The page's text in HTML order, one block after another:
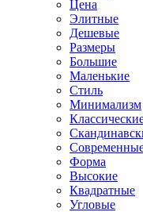
Цена
Элитные
Дешевые
Размеры
Большие
Маленькие
Стиль
Минимализм
Форма
Высокие
Квадратные
Угловые